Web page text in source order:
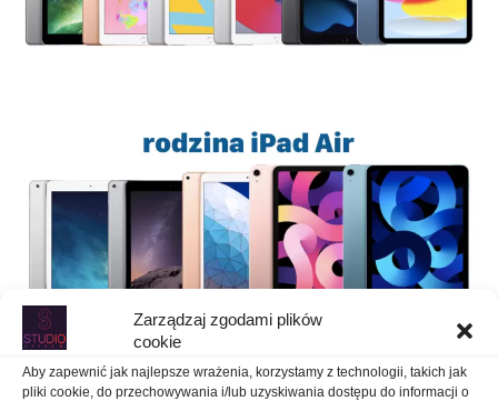
Zarządzaj zgodami plików
cookie
Aby zapewnić jak najlepsze wrażenia, korzystamy z technologii, takich jak
pliki cookie, do przechowywania i/lub uzyskiwania dostępu do informacji o